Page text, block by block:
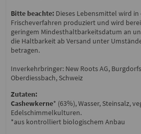
Bitte beachte:Dieses Lebensmittel wird in
Frischeverfahren produziert und wird
geringem Mindesthaltbarkeitsdatum an
die Haltbarkeit ab Versand unter
betragen.
Inverkehrbringer: New Roots AG,
Oberdiessbach, Schweiz
Zutaten:
Cashewkerne* (63%), Wasser, Steinsalz,
Edelschimmelkulturen.
*aus kontrolliert biologischem Anbau